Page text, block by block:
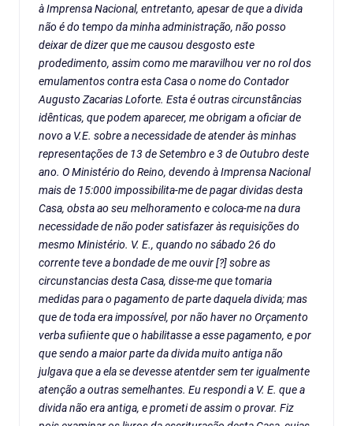
à Imprensa Nacional, entretanto, apesar de que a divida
não é do tempo da minha administração, não posso
deixar de dizer que me causou desgosto este
prodedimento, assim como me maravilhou ver no rol dos
emulamentos contra esta Casa o nome do Contador
Augusto Zacarias Loforte. Esta é outras circunstâncias
idênticas, que podem aparecer, me obrigam a oficiar de
novo a V.E. sobre a necessidade de atender às minhas
representações de 13 de Setembro e 3 de Outubro deste
ano. O Ministério do Reino, devendo à Imprensa Nacional
mais de 15:000 impossibilita-me de pagar dividas desta
Casa, obsta ao seu melhoramento e coloca-me na dura
necessidade de não poder satisfazer às requisições do
mesmo Ministério. V. E., quando no sábado 26 do
corrente teve a bondade de me ouvir [?] sobre as
circunstancias desta Casa, disse-me que tomaria
medidas para o pagamento de parte daquela divida; mas
que de toda era impossível, por não haver no Orçamento
verba sufiiente que o habilitasse a esse pagamento, e por
que sendo a maior parte da divida muito antiga não
julgava que a ela se devesse atentder sem ter igualmente
atenção a outras semelhantes. Eu respondi a V. E. que a
divida não era antiga, e prometi de assim o provar. Fiz